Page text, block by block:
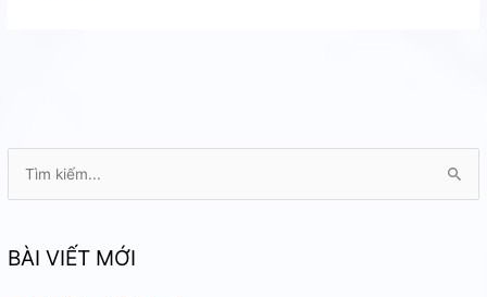
k
BÀI VIẾT MỚI
Sài
Gòn